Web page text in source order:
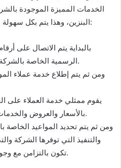
الخدمات المميزة الموجودة
البنزين، وهذا يتم بكل سهولة عن طريق اتباع الخطوات التالية:
بالبداية يتم الاتصال على
الرسمية الخاصة بالشركة على مواقع التواصل الاجتماعي.
ومن ثم يتم إطلاع خدمة عملاء
يقوم ممثلي خدمة العملاء على
بالأسعار والعروض والخدمات المميزات التي توفرها الشركة.
ومن ثم يتم تحديد المواعيد الخاصة
والتنفيذ التي توفرها الشركة
تكون بالتزامن مع وجود العميل بالشركة لتوقيع العقود.